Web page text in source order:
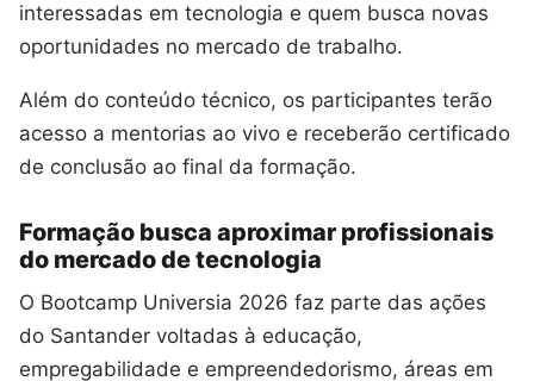
interessadas em tecnologia e quem busca novas
oportunidades no mercado de trabalho.
Além do conteúdo técnico, os participantes terão
acesso a mentorias ao vivo e receberão certificado
de conclusão ao final da formação.
Formação busca aproximar profissionais
do mercado de tecnologia
O Bootcamp Universia 2026 faz parte das ações
do Santander voltadas à educação,
empregabilidade e empreendedorismo, áreas em